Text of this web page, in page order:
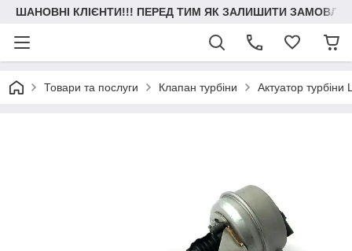
ШАНОВНІ КЛІЄНТИ!!! ПЕРЕД ТИМ ЯК ЗАЛИШИТИ
Товари та послуги Клапан турбіни Актуатор